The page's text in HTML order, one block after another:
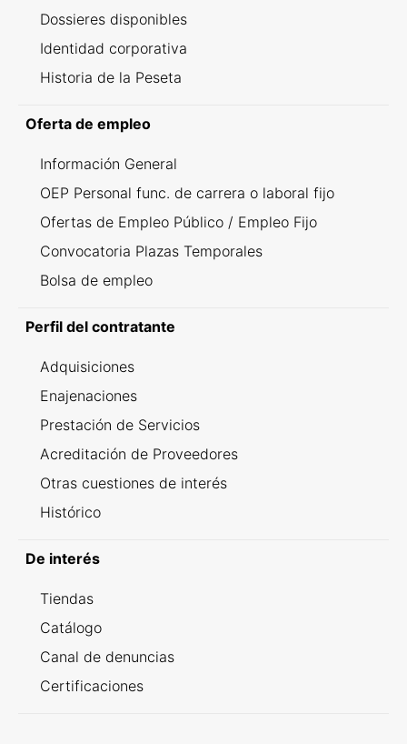
Dossieres disponibles
Identidad corporativa
Historia de la Peseta
Oferta de empleo
Información General
OEP Personal func. de carrera o laboral fijo
Ofertas de Empleo Público / Empleo Fijo
Convocatoria Plazas Temporales
Bolsa de empleo
Perfil del contratante
Adquisiciones
Enajenaciones
Prestación de Servicios
Acreditación de Proveedores
Otras cuestiones de interés
Histórico
De interés
Tiendas
Catálogo
Canal de denuncias
Certificaciones